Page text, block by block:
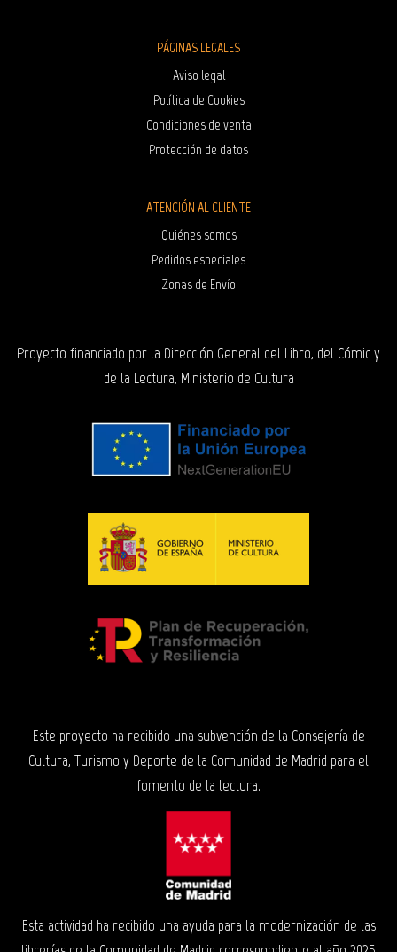
PÁGINAS LEGALES
Aviso legal
Política de Cookies
Condiciones de venta
Protección de datos
ATENCIÓN AL CLIENTE
Quiénes somos
Pedidos especiales
Zonas de Envío
Proyecto financiado por la Dirección General del Libro, del Cómic y
de la Lectura, Ministerio de Cultura
Este proyecto ha recibido una subvención de la Consejería de
Cultura, Turismo y Deporte de la Comunidad de Madrid para el
fomento de la lectura.
Esta actividad ha recibido una ayuda para la modernización de las